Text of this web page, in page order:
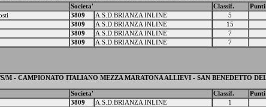
Societa' Classif.
Punti
3809 A.S.D.BRIANZA INLINE 5
3809 A.S.D.BRIANZA INLINE 15
3809 A.S.D.BRIANZA INLINE 7
3809 A.S.D.BRIANZA INLINE 7
M - CAMPIONATO ITALIANO MEZZA MARATONA ALLIEVI - SAN BENEDETTO DEL
Societa' Classif.
Punti
3809 A.S.D.BRIANZA INLINE 1